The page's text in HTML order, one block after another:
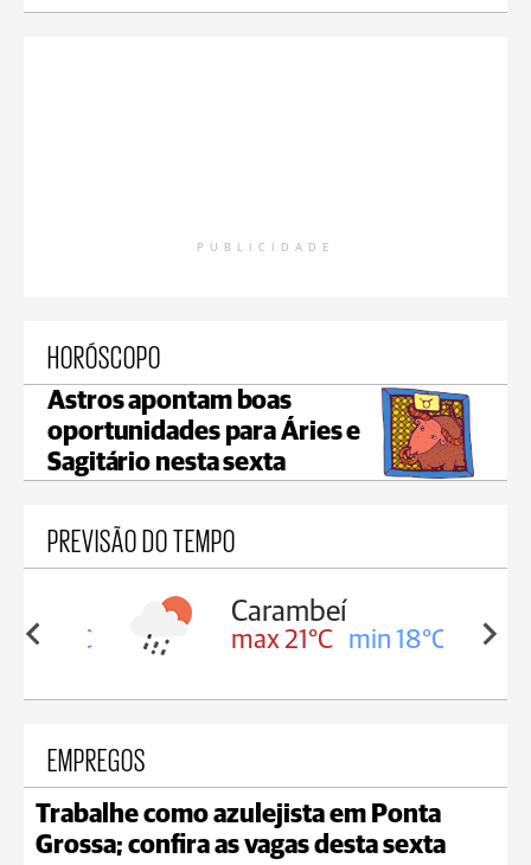
PUBLICIDADE
HORÓSCOPO
Astros apontam boas
oportunidades para Áries e
Sagitário nesta sexta
PREVISÃO DO TEMPO
18°C
Carambeí
max 21°C min 18°C
EMPREGOS
Trabalhe como azulejista em Ponta
Grossa; confira as vagas desta sexta